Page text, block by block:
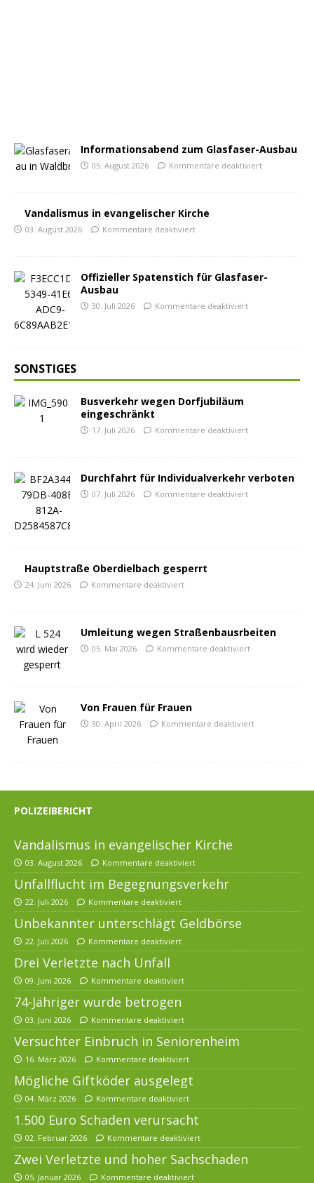
Informationsabend zum Glasfaser-Ausbau
05. August 2026 Kommentare deaktiviert
Vandalismus in evangelischer Kirche
03. August 2026 Kommentare deaktiviert
Offizieller Spatenstich für Glasfaser-
Ausbau
30. Juli 2026 Kommentare deaktiviert
SONSTIGES
Busverkehr wegen Dorfjubiläum
eingeschränkt
17. Juli 2026 Kommentare deaktiviert
Durchfahrt für Individualverkehr verboten
07. Juli 2026 Kommentare deaktiviert
Hauptstraße Oberdielbach gesperrt
24. Juni 2026 Kommentare deaktiviert
Umleitung wegen Straßenbausrbeiten
05. Mai 2026 Kommentare deaktiviert
Von Frauen für Frauen
30. April 2026 Kommentare deaktiviert
POLIZEIBERICHT
Vandalismus in evangelischer Kirche
03. August 2026 Kommentare deaktiviert
Unfallflucht im Begegnungsverkehr
22. Juli 2026 Kommentare deaktiviert
Unbekannter unterschlägt Geldbörse
22. Juli 2026 Kommentare deaktiviert
Drei Verletzte nach Unfall
09. Juni 2026 Kommentare deaktiviert
74-Jähriger wurde betrogen
03. Juni 2026 Kommentare deaktiviert
Versuchter Einbruch in Seniorenheim
16. März 2026 Kommentare deaktiviert
Mögliche Giftköder ausgelegt
04. März 2026 Kommentare deaktiviert
1.500 Euro Schaden verursacht
02. Februar 2026 Kommentare deaktiviert
Zwei Verletzte und hoher Sachschaden
05. Januar 2026 Kommentare deaktiviert